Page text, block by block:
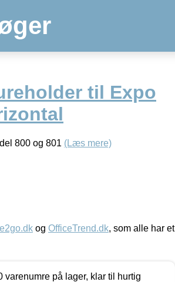
til Expo
800 og 801 (Læs mere)
og OfficeTrend.dk, som alle har et
varenumre på lager, klar til hurtig